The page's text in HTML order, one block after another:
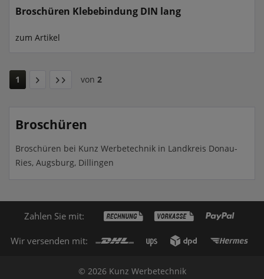
Broschüren Klebebindung DIN lang
zum Artikel
1 von 2
Broschüren
Broschüren bei Kunz Werbetechnik in Landkreis Donau-
Ries, Augsburg, Dillingen
Zahlen Sie mit:
Wir versenden mit:
© 2026 Kunz Werbetechnik